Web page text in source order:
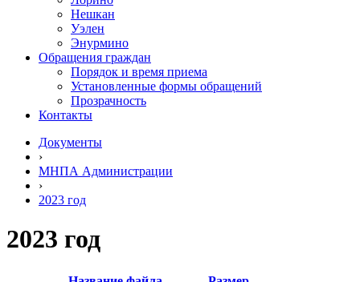
Нешкан
Уэлен
Энурмино
Обращения граждан
Порядок и время приема
Установленные формы обращений
Прозрачность
Контакты
Документы
›
МНПА Администрации
›
2023 год
2023 год